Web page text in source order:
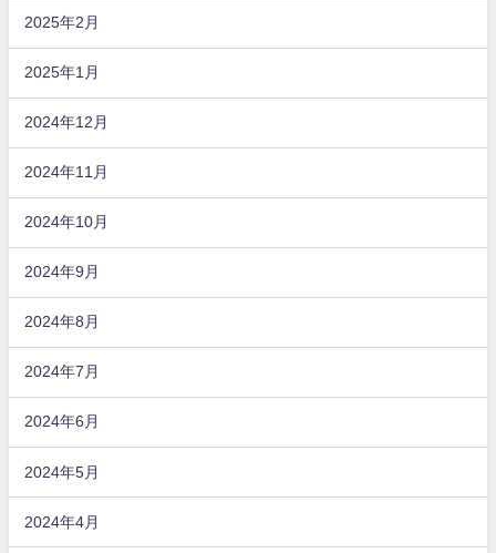
2025年2月
2025年1月
2024年12月
2024年11月
2024年10月
2024年9月
2024年8月
2024年7月
2024年6月
2024年5月
2024年4月